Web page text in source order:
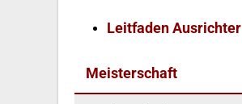
Leitfaden Ausrichter
Meisterschaft